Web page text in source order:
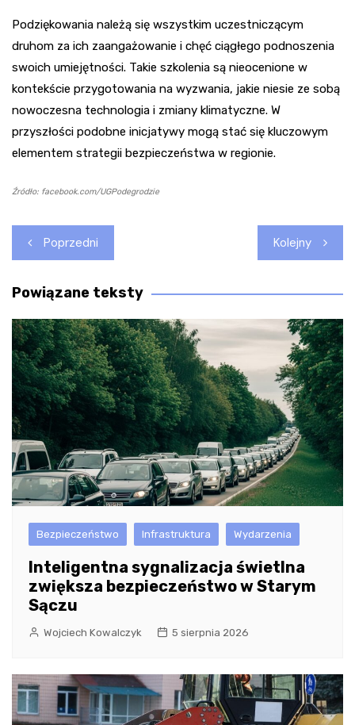
Podziękowania należą się wszystkim uczestniczącym
druhom za ich zaangażowanie i chęć ciągłego podnoszenia
swoich umiejętności. Takie szkolenia są nieocenione w
kontekście przygotowania na wyzwania, jakie niesie ze sobą
nowoczesna technologia i zmiany klimatyczne. W
przyszłości podobne inicjatywy mogą stać się kluczowym
elementem strategii bezpieczeństwa w regionie.
Źródło: facebook.com/UGPodegrodzie
Nawigacja
wpisu
Poprzedni Kolejny
Powiązane teksty
Bezpieczeństwo Infrastruktura Wydarzenia
Inteligentna sygnalizacja świetlna
zwiększa bezpieczeństwo w Starym
Sączu
Wojciech Kowalczyk 5 sierpnia 2026